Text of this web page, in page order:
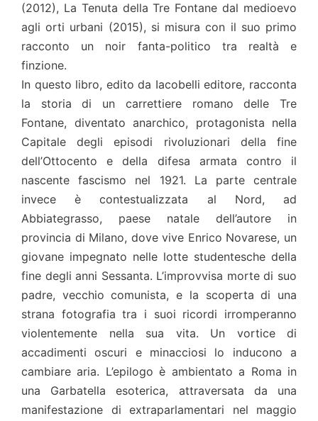
(2012), La Tenuta della Tre Fontane dal medioevo
agli orti urbani (2015), si misura con il suo primo
racconto un noir fanta-politico tra realtà e
finzione.
In questo libro, edito da Iacobelli editore, racconta
la storia di un carrettiere romano delle Tre
Fontane, diventato anarchico, protagonista nella
Capitale degli episodi rivoluzionari della fine
dell’Ottocento e della difesa armata contro il
nascente fascismo nel 1921. La parte centrale
invece è contestualizzata al Nord, ad
Abbiategrasso, paese natale dell’autore in
provincia di Milano, dove vive Enrico Novarese, un
giovane impegnato nelle lotte studentesche della
fine degli anni Sessanta. L’improvvisa morte di suo
padre, vecchio comunista, e la scoperta di una
strana fotografia tra i suoi ricordi irromperanno
violentemente nella sua vita. Un vortice di
accadimenti oscuri e minacciosi lo inducono a
cambiare aria. L’epilogo è ambientato a Roma in
una Garbatella esoterica, attraversata da una
manifestazione di extraparlamentari nel maggio